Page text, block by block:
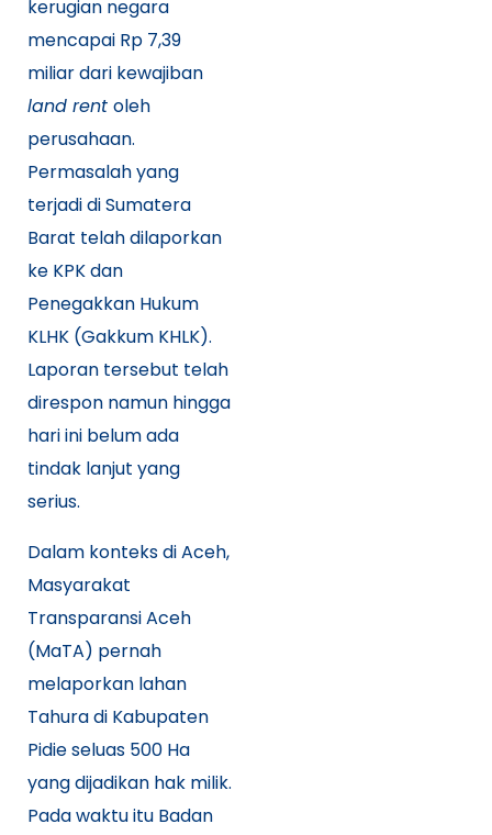
kerugian negara
mencapai Rp 7,39
miliar dari kewajiban
land rent oleh
perusahaan.
Permasalah yang
terjadi di Sumatera
Barat telah dilaporkan
ke KPK dan
Penegakkan Hukum
KLHK (Gakkum KHLK).
Laporan tersebut telah
direspon namun hingga
hari ini belum ada
tindak lanjut yang
serius.
Dalam konteks di Aceh,
Masyarakat
Transparansi Aceh
(MaTA) pernah
melaporkan lahan
Tahura di Kabupaten
Pidie seluas 500 Ha
yang dijadikan hak milik.
Pada waktu itu Badan